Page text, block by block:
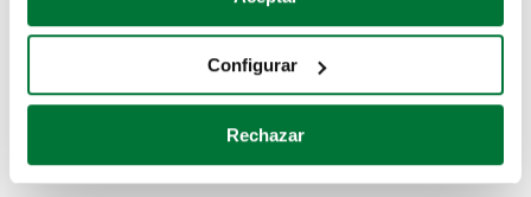
Recopilar información sobre su ubicación geográfica
Identificar su dispositivo analizándolo activamente
para buscar características específicas (huellas
Obtenga más información sobre cómo se procesan sus
Configurar
Rechazar
Coches de km0